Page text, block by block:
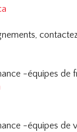
-équipes de
-équipes de